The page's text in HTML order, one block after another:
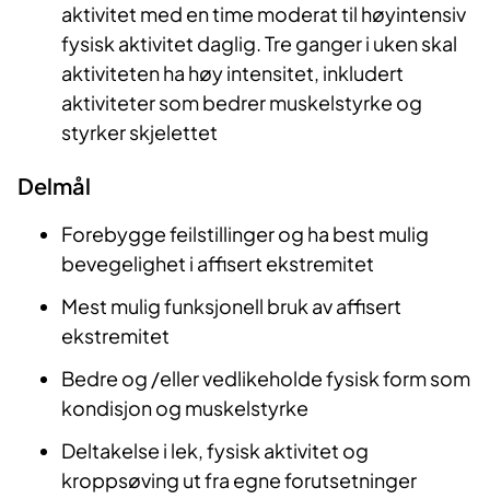
aktivitet med en time moderat til høyintensiv
fysisk aktivitet daglig. Tre ganger i uken skal
aktiviteten ha høy intensitet, inkludert
aktiviteter som bedrer muskelstyrke og
styrker skjelettet
Delmål
Forebygge feilstillinger og ha best mulig
bevegelighet i affisert ekstremitet
Mest mulig funksjonell bruk av affisert
ekstremitet
Bedre og /eller vedlikeholde fysisk form som
kondisjon og muskelstyrke
Deltakelse i lek, fysisk aktivitet og
kroppsøving ut fra egne forutsetninger